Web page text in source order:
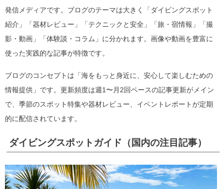
発信メディアです。ブログのテーマは大きく「ダイビングスポット
紹介」「器材レビュー」「テクニックと安全」「旅・宿情報」「撮
影・動画」「体験談・コラム」に分かれます。画像や動画を豊富に
使った実践的な記事が特徴です。
ブログのコンセプトは「海をもっと身近に、安心して楽しむための
情報提供」です。更新頻度は週1〜月2回ペースの記事更新がメイン
で、季節のスポット特集や器材レビュー、イベントレポートが定期
的に配信されています。
ダイビングスポットガイド（国内の注目記事）